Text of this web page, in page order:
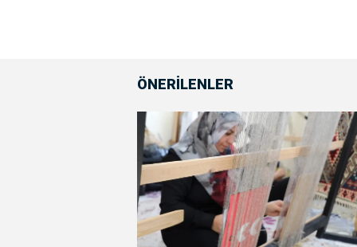
ÖNERİLENLER